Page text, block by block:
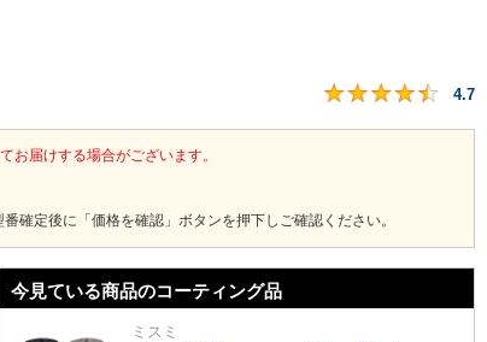
4.7
お届けする場合がございます。
確定後に「価格を確認」ボタンを押下しご確認ください。
今見ている商品のコーティング品
ミスミ